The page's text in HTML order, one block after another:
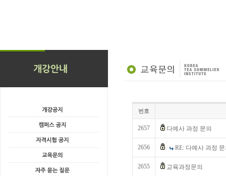
번호
2657 다예사 과정 문의
2656 RE: 다예사 과정
2655 교육과정문의